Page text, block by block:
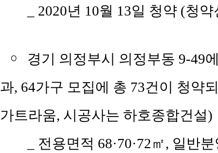
_ 2020년 10월 13일 청약 (청
￮
경기 의정부시 의정부동 9-49
과, 64가구 모집에 총 73건이 청약
가트라움, 시공사는 하호종합건설)
_ 전용면적 68·70·72㎡, 일반